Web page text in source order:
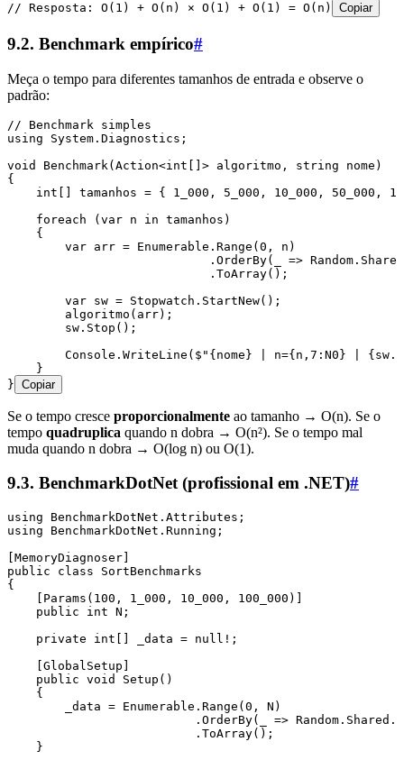
// Resposta: O(1) + O(n) × O(1) + O(1) = O(n)
Copiar
9.2. Benchmark empírico#
Meça o tempo para diferentes tamanhos de entrada e observe o
padrão:
// Benchmark simples
using System . Diagnostics ;
void
Benchmark (Action<int []> algoritmo , string nome)
{
    int
[] tamanhos = { 1_000 , 5_000 , 10_000 , 50_000 ,
    foreach
(var n in tamanhos)
    {
        var
arr = Enumerable . Range (0 ,
n)
                            .
OrderBy(_ => Random . Shared
                            .
ToArray();
        var
sw = Stopwatch . StartNew();
        algoritmo
(arr);
        sw
. Stop ();
        Console
. WriteLine ( $" {nome} | n={n , 7 : N0} {sw .
    }
} Copiar
Se o tempo cresce proporcionalmente ao tamanho → O(n). Se o
tempo quadruplica quando n dobra → O(n²). Se o tempo mal
muda quando n dobra → O(log n) ou O(1).
9.3. BenchmarkDotNet (profissional em .NET)#
using BenchmarkDotNet . Attributes ;
using BenchmarkDotNet . Running ;
MemoryDiagnoser
public class SortBenchmarks
{
Params ( 100 , 1_000 , 10_000 , 100_000 )]
    public
int N;
    private
int [] _data = null ! ;
GlobalSetup
    public
void Setup ()
    {
        _data
= Enumerable . Range ( 0 ,
N)
                          .
OrderBy(_ => Random . Shared .
                          .
ToArray();
    }